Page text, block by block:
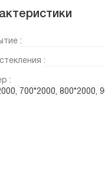
:
:
:
700*2000,